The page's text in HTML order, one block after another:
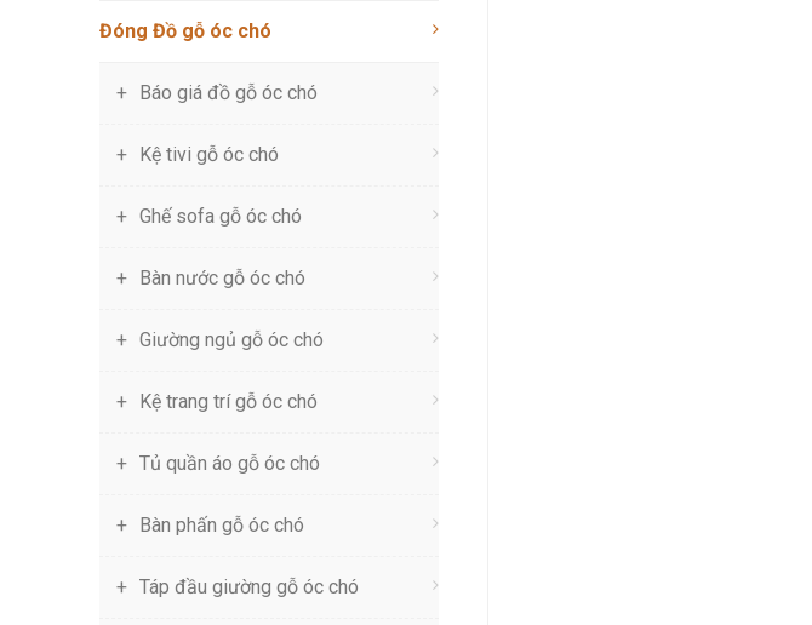
Đóng Đồ gỗ óc chó
Báo giá đồ gỗ óc chó
Kệ tivi gỗ óc chó
Ghế sofa gỗ óc chó
Bàn nước gỗ óc chó
Giường ngủ gỗ óc chó
Kệ trang trí gỗ óc chó
Tủ quần áo gỗ óc chó
Bàn phấn gỗ óc chó
Táp đầu giường gỗ óc chó